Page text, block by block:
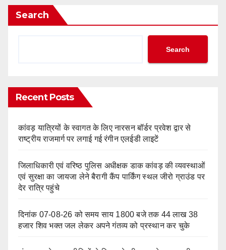
Search
Search
Recent Posts
कांवड़ यात्रियों के स्वागत के लिए नारसन बॉर्डर प्रवेश द्वार से
राष्ट्रीय राजमार्ग पर लगाई गई रंगीन एलईडी लाइटें
जिलाधिकारी एवं वरिष्ठ पुलिस अधीक्षक डाक कांवड़ की व्यवस्थाओं
एवं सुरक्षा का जायजा लेने बैरागी कैंप पार्किंग स्थल जीरो ग्राउंड पर
देर रात्रि पहुंचे
दिनांक 07-08-26 को समय साय 1800 बजे तक 44 लाख 38
हजार शिव भक्त जल लेकर अपने गंतव्य को प्रस्थान कर चुके